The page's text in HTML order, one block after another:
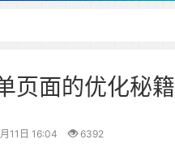
页面的优化秘籍
11日 16:04 6392